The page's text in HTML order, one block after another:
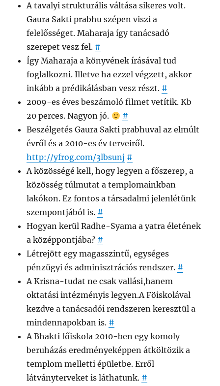
A tavalyi strukturális váltása sikeres volt.
Gaura Sakti prabhu szépen viszi a
felelősséget. Maharaja így tanácsadó
szerepet vesz fel. #
Így Maharaja a könyvének írásával tud
foglalkozni. Illetve ha ezzel végzett, akkor
inkább a prédikálásban vesz részt. #
2009-es éves beszámoló filmet vetítik. Kb
20 perces. Nagyon jó.
#
Beszélgetés Gaura Sakti prabhuval az elmúlt
évről és a 2010-es év terveiről.
http://yfrog.com/3lbsunj #
A közösségé kell, hogy legyen a főszerep, a
közösség túlmutat a templomainkban
lakókon. Ez fontos a társadalmi jelenlétünk
szempontjából is. #
Hogyan kerül Radhe-Syama a yatra életének
a középpontjába? #
Létrejött egy magasszintű, egységes
pénzügyi és adminisztrációs rendszer. #
A Krisna-tudat ne csak vallási,hanem
oktatási intézményis legyen.A Föiskolával
kezdve a tanácsadói rendszeren keresztül a
mindennapokban is. #
A Bhakti főiskola 2010-ben egy komoly
beruházás eredményeképpen átköltözik a
templom melletti épületbe. Erről
látványterveket is láthatunk. #